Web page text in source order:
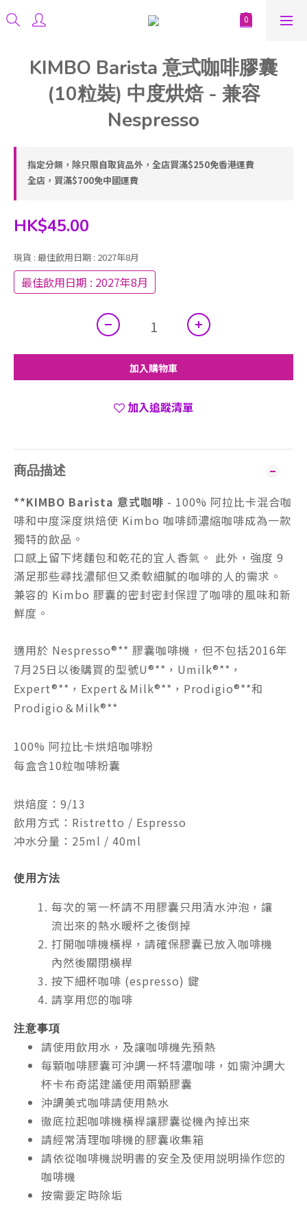
KIMBO Barista 意式咖啡膠囊
(10粒裝) 中度烘焙 - 兼容
Nespresso
指定分類，除只限自取貨品外，全店買滿$250免香港運費
全店，買滿$700免中國運費
HK$45.00
現貨 : 最佳飲用日期 : 2027年8月
最佳飲用日期 : 2027年8月
加入購物車
加入追蹤清單
商品描述
**KIMBO Barista 意式咖啡 - 100% 阿拉比卡混合咖
啡和中度深度烘焙使 Kimbo 咖啡師濃縮咖啡成為一款
獨特的飲品。
口感上留下烤麵包和乾花的宜人香氣。 此外，強度 9
滿足那些尋找濃郁但又柔軟細膩的咖啡的人的需求。
兼容的 Kimbo 膠囊的密封密封保證了咖啡的風味和新
鮮度。
適用於 Nespresso®** 膠囊咖啡機，但不包括2016年
7月25日以後購買的型號U®**，Umilk®**，
Expert®**，Expert＆Milk®**，Prodigio®**和
Prodigio＆Milk®**
100% 阿拉比卡烘焙咖啡粉
每盒含10粒咖啡粉囊
烘焙度：9/13
飲用方式：Ristretto / Espresso
冲水分量：25ml / 40ml
使用方法
每次的第一杯請不用膠囊只用清水沖泡，讓
流出來的熱水暖杯之後倒掉
打開咖啡機橫桿，請確保膠囊已放入咖啡機
內然後關閉橫桿
按下細杯咖啡 (espresso) 鍵
請享用您的咖啡
注意事項
請使用飲用水，及讓咖啡機先預熱
每顆咖啡膠囊可沖調一杯特濃咖啡，如需沖調大
杯卡布奇諾建議使用兩顆膠囊
沖調美式咖啡請使用熱水
徹底拉起咖啡機橫桿讓膠囊從機內掉出來
請經常清理咖啡機的膠囊收集箱
請依從咖啡機説明書的安全及使用説明操作您的
咖啡機
按需要定時除垢